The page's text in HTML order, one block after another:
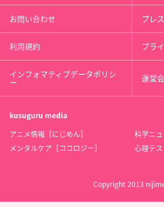
お問い合わせ プレ
利用規約 プラ
インフォマティブデータポリシ
ー 運営
kusuguru media
アニメ情報［にじめん］
科学ニュ
メンタルケア［ココロジー］
心理テス
Copyright 2013